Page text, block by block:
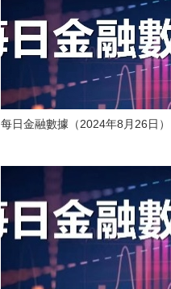
每日金融數據（2024年8月26日）